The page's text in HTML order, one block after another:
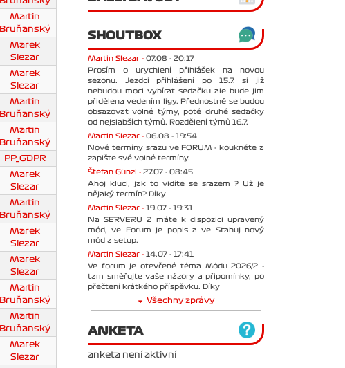
Martin
Bruňanský
Marek
Slezar
Marek
Slezar
Martin
Bruňanský
Martin
Bruňanský
PP_GDPR
Marek
Slezar
Martin
Bruňanský
Marek
Slezar
Marek
Slezar
Martin
Bruňanský
Martin
Bruňanský
Marek
Slezar
SHOUTBOX
Martin Slezar - 07.08 - 20:17
Prosím o urychlení přihlášek na novou
sezonu. Jezdci přihlášení po 15.7. si již
nebudou moci vybírat sedačku ale bude jim
přidělena vedením ligy. Přednostně se budou
obsazovat volné týmy, poté druhé sedačky
od nejslabších týmů. Rozdělení týmů 16.7.
Martin Slezar - 06.08 - 19:54
Nové termíny srazu ve FORUM - koukněte a
zapište své volné termíny.
Štefan Günzl - 27.07 - 08:45
Ahoj kluci, jak to vidíte se srazem ? Už je
nějaký termín? Díky
Martin Slezar - 19.07 - 19:31
Na SERVERU 2 máte k dispozici upravený
mód, ve Forum je popis a ve Stahuj nový
mód a setup.
Martin Slezar - 14.07 - 17:41
Ve forum je otevřené téma Módu 2026/2 -
tam směřujte vaše názory a připomínky, po
přečtení krátkého příspěvku. Díky
Všechny zprávy
ANKETA
anketa není aktivní